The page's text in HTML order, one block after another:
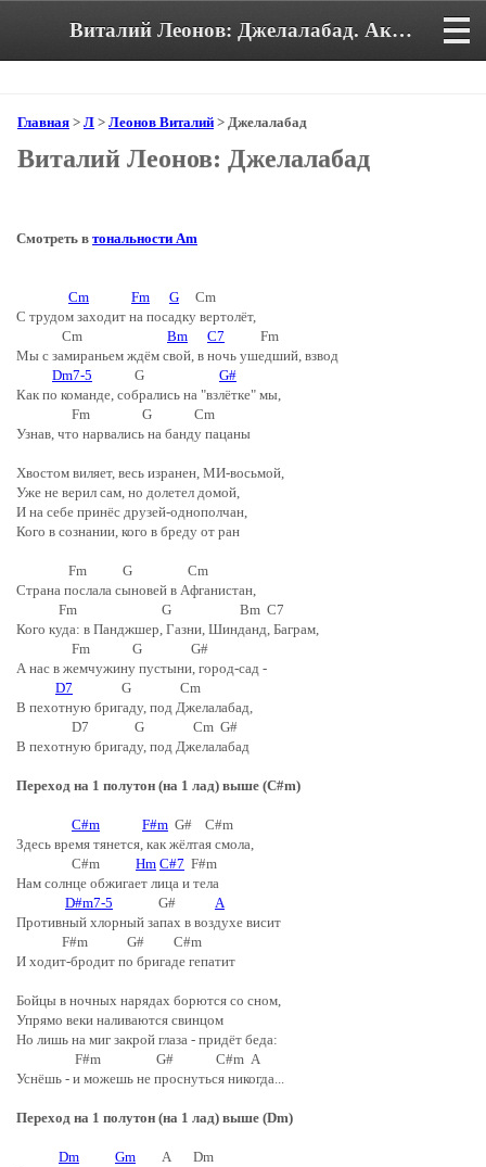
Виталий Леонов: Джелалабад. Аккорды и текст песни
Главная > Л > Леонов Виталий > Джелалабад
Виталий Леонов: Джелалабад
Смотреть в тональности Am
Cm Fm G Cm
С трудом заходит на посадку вертолёт,
Cm Bm C7 Fm
Мы с замираньем ждём свой, в ночь ушедший, взвод
Dm7-5 G G#
Как по команде, собрались на "взлётке" мы,
Fm G Cm
Узнав, что нарвались на банду пацаны
Хвостом виляет, весь изранен, МИ-восьмой,
Уже не верил сам, но долетел домой,
И на себе принёс друзей-однополчан,
Кого в сознании, кого в бреду от ран
Fm G Cm
Страна послала сыновей в Афганистан,
Fm G Bm C7
Кого куда: в Панджшер, Газни, Шинданд, Баграм,
Fm G G#
А нас в жемчужину пустыни, город-сад -
D7 G Cm
В пехотную бригаду, под Джелалабад,
D7 G Cm G#
В пехотную бригаду, под Джелалабад
Переход на 1 полутон (на 1 лад) выше (C#m)
C#m F#m G# C#m
Здесь время тянется, как жёлтая смола,
C#m Hm C#7 F#m
Нам солнце обжигает лица и тела
D#m7-5 G# A
Противный хлорный запах в воздухе висит
F#m G# C#m
И ходит-бродит по бригаде гепатит
Бойцы в ночных нарядах борются со сном,
Упрямо веки наливаются свинцом
Но лишь на миг закрой глаза - придёт беда:
F#m G# C#m A
Уснёшь - и можешь не проснуться никогда...
Переход на 1 полутон (на 1 лад) выше (Dm)
Dm Gm A Dm